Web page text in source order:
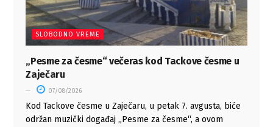
SLOBODNO VREME
„Pesme za česme“ večeras kod Tackove česme u
Zaječaru
07/08/2026
Kod Tackove česme u Zaječaru, u petak 7. avgusta, biće
održan muzički događaj „Pesme za česme“, a ovom